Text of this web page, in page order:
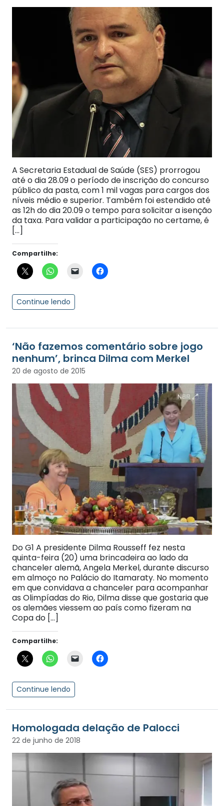
A Secretaria Estadual de Saúde (SES) prorrogou
até o dia 28.09 o período de inscrição do concurso
público da pasta, com 1 mil vagas para cargos dos
níveis médio e superior. Também foi estendido até
as 12h do dia 20.09 o tempo para solicitar a isenção
da taxa. Para validar a participação no certame, é
[…]
Compartilhe:
Continue lendo
‘Não fazemos comentário sobre jogo
nenhum’, brinca Dilma com Merkel
20 de agosto de 2015
Do G1 A presidente Dilma Rousseff fez nesta
quinta-feira (20) uma brincadeira ao lado da
chanceler alemã, Angela Merkel, durante discurso
em almoço no Palácio do Itamaraty. No momento
em que convidava a chanceler para acompanhar
as Olimpíadas do Rio, Dilma disse que gostaria que
os alemães viessem ao país como fizeram na
Copa do […]
Compartilhe:
Continue lendo
Homologada delação de Palocci
22 de junho de 2018